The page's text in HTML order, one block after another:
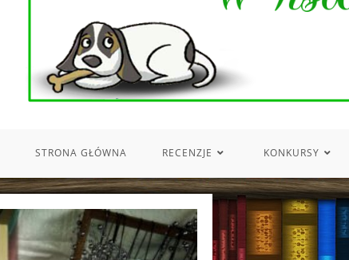
STRONA GŁÓWNA RECENZJE KONKURSY